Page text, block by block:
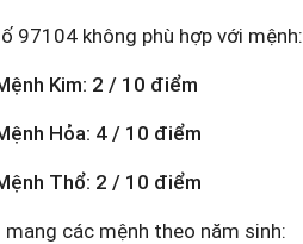
97104 không phù hợp với mệnh:
Kim: 2 / 10 điểm
Hỏa: 4 / 10 điểm
Thổ: 2 / 10 điểm
mang các mệnh theo năm sinh: